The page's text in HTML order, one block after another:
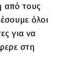
από τους
όλοι
για να
στη